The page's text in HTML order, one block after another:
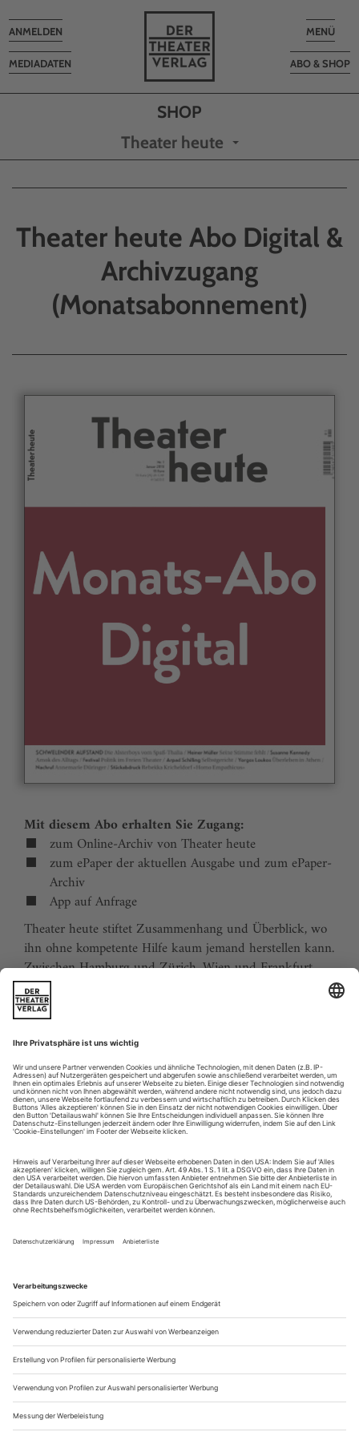
Toggle
MENÜ
ABO & SHOP
MEDIADATEN
Toggle
navigation
ANMELDEN
Theater heute
Theater heute Abo Digital &
Archivzugang
(Monatsabonnement)
Mit diesem Abo erhalten Sie Zugang:
zum Online-Archiv von Theater heute
zum ePaper der aktuellen Ausgabe und zum ePaper-
Archiv
App auf Anfrage
Theater heute stiftet Zusammenhang und Überblick, wo
ihn ohne kompetente Hilfe kaum jemand herstellen kann.
Zwischen Hamburg und Zürich, Wien und Frankfurt,
Jena und Aachen gibt es wie nirgends auf der Welt eine
dichte, vielfältige und produktive Theaterszene. Mit
Theater heute sind Sie jederzeit über die wichtigsten
Ereignisse informiert. Theater heute erscheint 12-mal im
Jahr mit einem Doppelheft im Juli und dem Jahrbuch im
August.
Sie erhalten Zugang zum Online-Archiv von Theater
heute und können sowohl das aktuelle ePaper als auch
das ePaper-Archiv über Ihren Account auf www.der-
theaterverlag.de einsehen. Zugang zur App auf Anfrage.
Das Abonnement hat eine Laufzeit von einem Monat und
verlängert sich jeweils um einen weiteren Monat, sofern
es nicht vom Kunden auf der Seite „Mein Konto/Meine
Bestellungen“ auf www.der-theaterverlag.de gekündigt
in Kraft.
Aus steuerlichen Gründen abweichende Preise für Käufe
außerhalb Deutschlands (Endpreis vor Auslösen der Bestellung
ersichtlich)